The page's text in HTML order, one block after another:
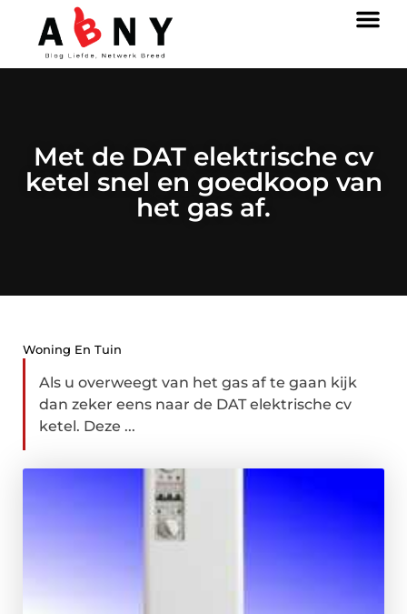
Met de DAT elektrische cv
ketel snel en goedkoop van
het gas af.
Woning En Tuin
Als u overweegt van het gas af te gaan kijk
dan zeker eens naar de DAT elektrische cv
ketel. Deze ...